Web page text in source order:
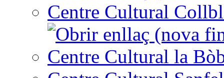
Centre Cultural
Centre Cultural la